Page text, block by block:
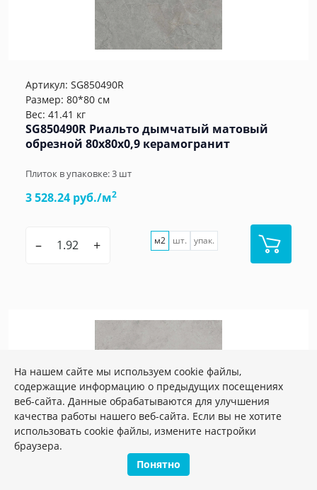
Артикул: SG850490R
Размер: 80*80 см
Вес: 41.41 кг
SG850490R Риальто дымчатый матовый
обрезной 80x80x0,9 керамогранит
Плиток в упаковке:3 шт
3 528.24 руб./м2
– + м2 шт. упак.
На нашем сайте мы используем cookie файлы,
содержащие информацию о предыдущих посещениях
веб-сайта. Данные обрабатываются для улучшения
качества работы нашего веб-сайта. Если вы не хотите
использовать cookie файлы, измените настройки
браузера.
Понятно